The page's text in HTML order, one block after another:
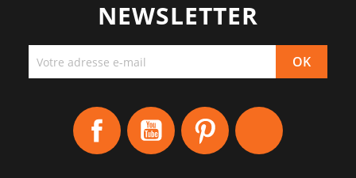
NEWSLETTER
Facebook YouTube Pinterest